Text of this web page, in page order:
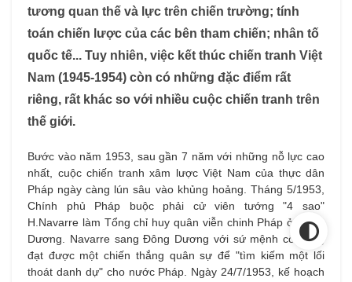
tương quan thế và lực trên chiến trường; tính
toán chiến lược của các bên tham chiến; nhân tố
quốc tế... Tuy nhiên, việc kết thúc chiến tranh Việt
Nam (1945-1954) còn có những đặc điểm rất
riêng, rất khác so với nhiều cuộc chiến tranh trên
thế giới.
Bước vào năm 1953, sau gần 7 năm với những nỗ lực cao
nhất, cuộc chiến tranh xâm lược Việt Nam của thực dân
Pháp ngày càng lún sâu vào khủng hoảng. Tháng 5/1953,
Chính phủ Pháp buộc phải cử viên tướng "4 sao"
H.Navarre làm Tổng chỉ huy quân viễn chinh Pháp ở Đông
Dương. Navarre sang Đông Dương với sứ mệnh cố gắng
đạt được một chiến thắng quân sự để "tìm kiếm một lối
thoát danh dự" cho nước Pháp. Ngày 24/7/1953, kế hoạch